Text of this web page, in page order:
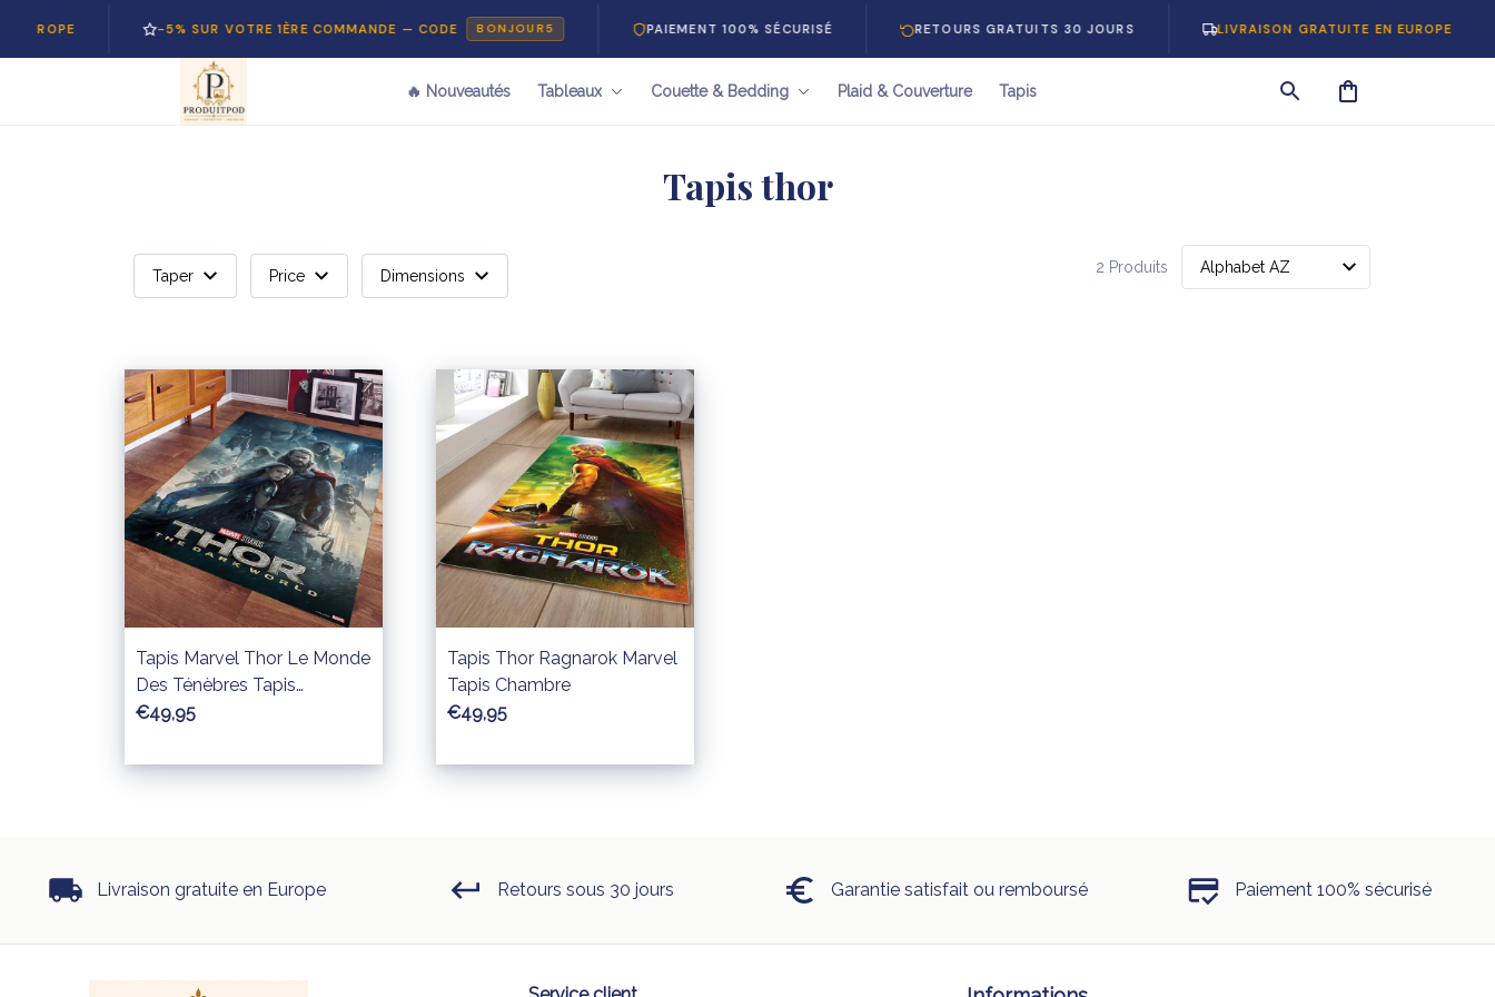
-5% SUR VOTRE 1ÈRE COMMANDE — CODE BONJOUR5 PAIEMENT 100% SÉCURISÉ RETOURS GRATUITS 30 JOURS LIVRAISON GRATUITE EN EUROPE
🔥 Nouveautés Tableaux Couette & Bedding Plaid & Couverture Tapis
Tapis thor
Taper Price Dimensions 2 Produits
Tapis Marvel Thor Le Monde
Des Ténèbres Tapis
Chambre
€49,95
Tapis Thor Ragnarok Marvel
Tapis Chambre
€49,95
Livraison gratuite en Europe Retours sous 30 jours Garantie satisfait ou remboursé Paiement 100% sécurisé